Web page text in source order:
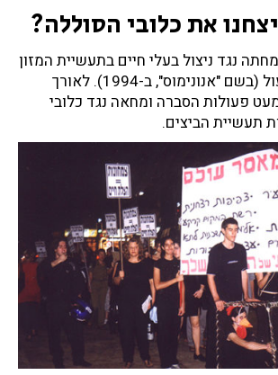
נגד ניצול בעלי חיים בתעשיית המזון
מיום שהחלה לפעול (בשם "אנונימוס", ב-1994). לאורך
פעולות הסברה ומחאה נגד כלובי
תעשיית הביצים.